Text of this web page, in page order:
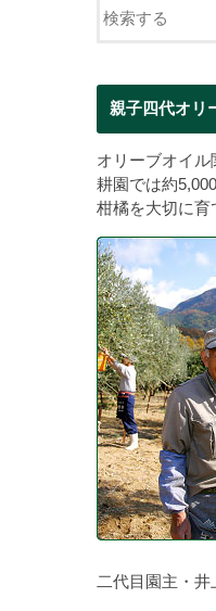
親子四代オリ
オリーブオイ
耕園では約
柑橘を大切に育
二代目園主・